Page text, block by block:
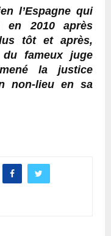
l’Espagne qui
en 2010 après
tôt et après,
du fameux juge
la justice
non-lieu en sa